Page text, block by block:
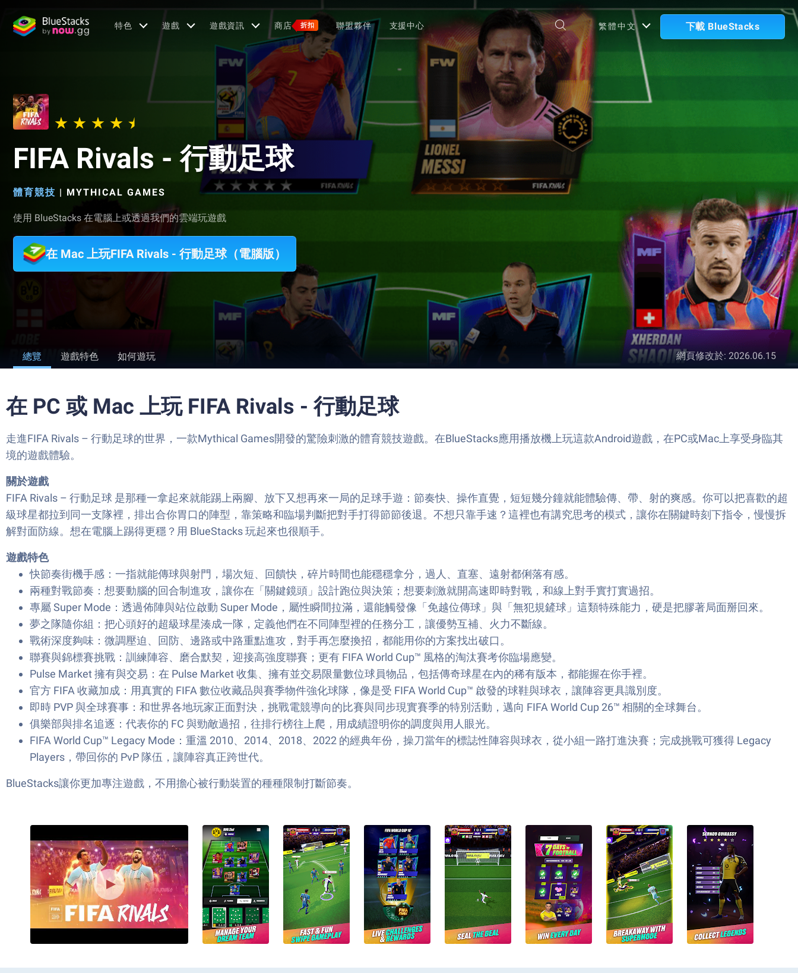
特色 遊戲 遊戲資訊 商店 折扣 聯盟夥伴 支援中心 繁體中文 下載 BlueStacks
FIFA Rivals - 行動足球
體育競技 | MYTHICAL GAMES
使用 BlueStacks 在電腦上或透過我們的雲端玩遊戲
在 Mac 上玩FIFA Rivals - 行動足球（電腦版）
總覽 遊戲特色 如何遊玩 網頁修改於: 2026.06.15
在 PC 或 Mac 上玩 FIFA Rivals - 行動足球
走進FIFA Rivals – 行動足球的世界，一款Mythical Games開發的驚險刺激的體育競技遊戲。在BlueStacks應用播放機上玩這款Android遊戲，在PC或Mac上享受身臨其
境的遊戲體驗。
關於遊戲
FIFA Rivals – 行動足球 是那種一拿起來就能踢上兩腳、放下又想再來一局的足球手遊：節奏快、操作直覺，短短幾分鐘就能體驗傳、帶、射的爽感。你可以把喜歡的超
級球星都拉到同一支隊裡，排出合你胃口的陣型，靠策略和臨場判斷把對手打得節節後退。不想只靠手速？這裡也有講究思考的模式，讓你在關鍵時刻下指令，慢慢拆
解對面防線。想在電腦上踢得更穩？用 BlueStacks 玩起來也很順手。
遊戲特色
快節奏街機手感：一指就能傳球與射門，場次短、回饋快，碎片時間也能穩穩拿分，過人、直塞、遠射都俐落有感。
兩種對戰節奏：想要動腦的回合制進攻，讓你在「關鍵鏡頭」設計跑位與決策；想要刺激就開高速即時對戰，和線上對手實打實過招。
專屬 Super Mode：透過佈陣與站位啟動 Super Mode，屬性瞬間拉滿，還能觸發像「免越位傳球」與「無犯規鏟球」這類特殊能力，硬是把膠著局面掰回來。
夢之隊隨你組：把心頭好的超級球星湊成一隊，定義他們在不同陣型裡的任務分工，讓優勢互補、火力不斷線。
戰術深度夠味：微調壓迫、回防、邊路或中路重點進攻，對手再怎麼換招，都能用你的方案找出破口。
聯賽與錦標賽挑戰：訓練陣容、磨合默契，迎接高強度聯賽；更有 FIFA World Cup™ 風格的淘汰賽考你臨場應變。
Pulse Market 擁有與交易：在 Pulse Market 收集、擁有並交易限量數位球員物品，包括傳奇球星在內的稀有版本，都能握在你手裡。
官方 FIFA 收藏加成：用真實的 FIFA 數位收藏品與賽季物件強化球隊，像是受 FIFA World Cup™ 啟發的球鞋與球衣，讓陣容更具識別度。
即時 PVP 與全球賽事：和世界各地玩家正面對決，挑戰電競導向的比賽與同步現實賽季的特別活動，邁向 FIFA World Cup 26™ 相關的全球舞台。
俱樂部與排名追逐：代表你的 FC 與勁敵過招，往排行榜往上爬，用成績證明你的調度與用人眼光。
FIFA World Cup™ Legacy Mode：重溫 2010、2014、2018、2022 的經典年份，操刀當年的標誌性陣容與球衣，從小組一路打進決賽；完成挑戰可獲得 Legacy
Players，帶回你的 PvP 隊伍，讓陣容真正跨世代。
BlueStacks讓你更加專注遊戲，不用擔心被行動裝置的種種限制打斷節奏。